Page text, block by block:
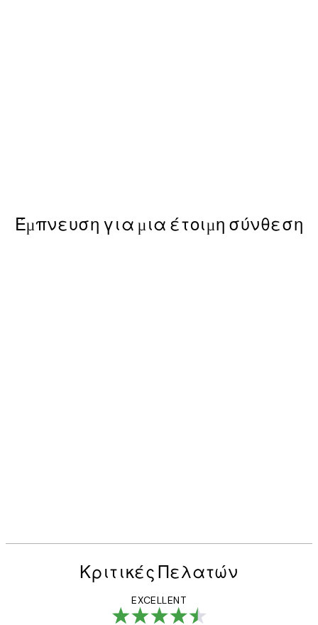
Έμπνευση για μια έτοιμη σύνθεση
Κριτικές Πελατών
EXCELLENT